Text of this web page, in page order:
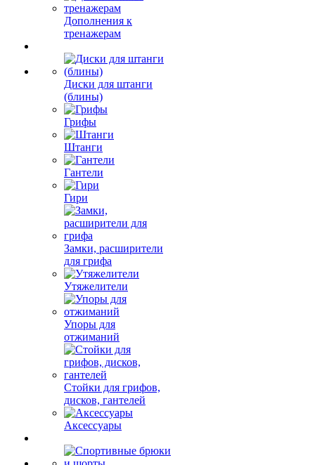
Дополнения к
тренажерам
Диски для штанги
(блины)
Грифы
Штанги
Гантели
Гири
Замки, расширители
для грифа
Утяжелители
Упоры для
отжиманий
Стойки для грифов,
дисков, гантелей
Аксессуары